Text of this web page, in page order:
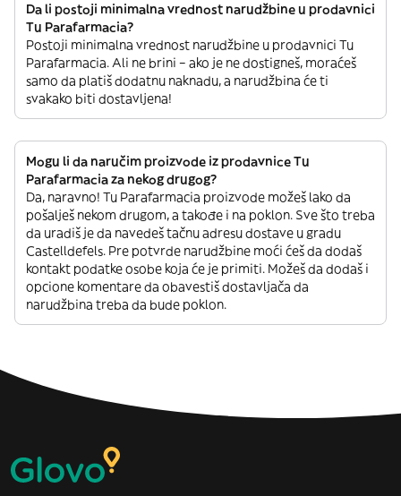
Da li postoji minimalna vrednost narudžbine u prodavnici
Tu Parafarmacia?
Postoji minimalna vrednost narudžbine u prodavnici Tu
Parafarmacia. Ali ne brini – ako je ne dostigneš, moraćeš
samo da platiš dodatnu naknadu, a narudžbina će ti
svakako biti dostavljena!
Mogu li da naručim proizvode iz prodavnice Tu
Parafarmacia za nekog drugog?
Da, naravno! Tu Parafarmacia proizvode možeš lako da
pošalješ nekom drugom, a takođe i na poklon. Sve što treba
da uradiš je da navedeš tačnu adresu dostave u gradu
Castelldefels. Pre potvrde narudžbine moći ćeš da dodaš
kontakt podatke osobe koja će je primiti. Možeš da dodaš i
opcione komentare da obavestiš dostavljača da
narudžbina treba da bude poklon.